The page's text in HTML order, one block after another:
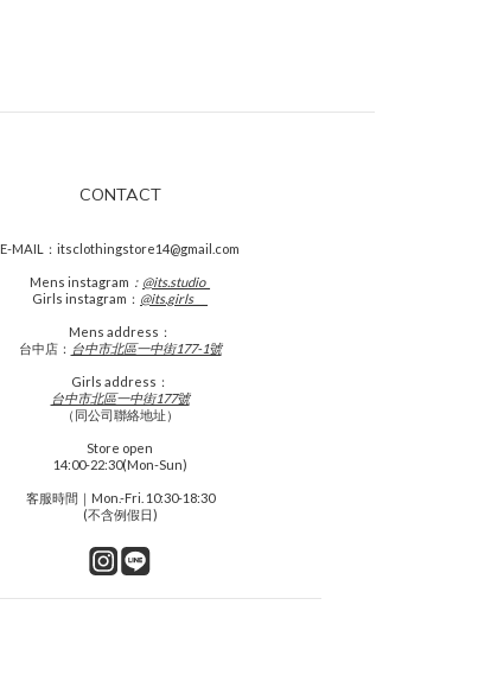
CONTACT
E-MAIL：itsclothingstore14@gmail.com
Mens instagram ： @its.studio_
Girls instagram： @its.girls___
Mens address：
台中店： 台中市北區一中街177-1號
Girls address：
台中市北區一中街177號
（同公司聯絡地址）
Store open
14:00-22:30(Mon-Sun)
客服時間｜Mon.-Fri. 10:30-18:30
(不含例假日)